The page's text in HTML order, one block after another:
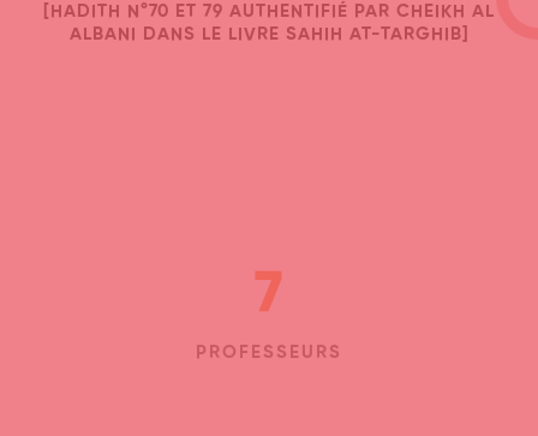
[HADITH N°70 ET 79 AUTHENTIFIÉ PAR CHEIKH AL
ALBANI DANS LE LIVRE SAHIH AT-TARGHIB]
7
PROFESSEURS